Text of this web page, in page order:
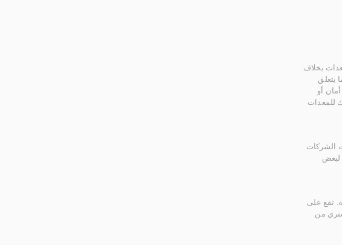
بخلاف
يتعلق
أو
للمعدات
الشركات
لبعض
تقع على
من